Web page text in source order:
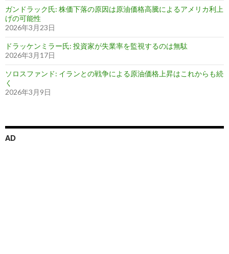
ガンドラック氏: 株価下落の原因は原油価格高騰によるアメリカ利上
げの可能性
2026年3月23日
ドラッケンミラー氏: 投資家が失業率を監視するのは無駄
2026年3月17日
ソロスファンド: イランとの戦争による原油価格上昇はこれからも続
く
2026年3月9日
AD